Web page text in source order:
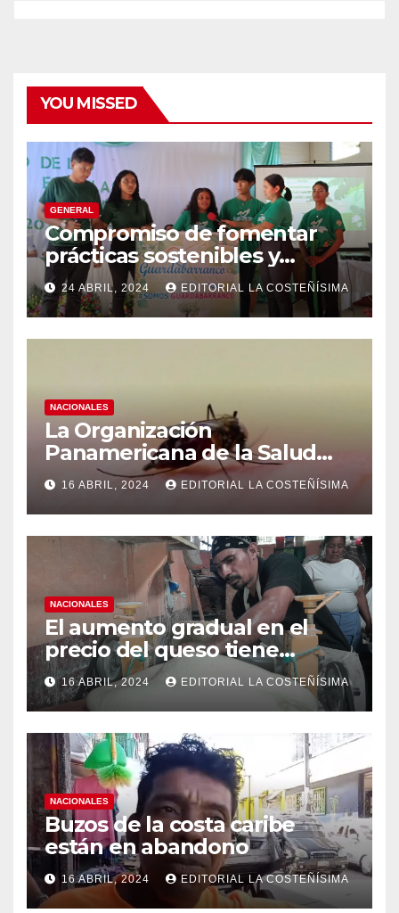
YOU MISSED
GENERAL
Compromiso de fomentar
prácticas sostenibles y
conciencia ecológica en las
instituciones educativas
24 ABRIL, 2024 EDITORIAL LA COSTEÑÍSIMA
NACIONALES
La Organización
Panamericana de la Salud
(OPS), recomienda reforzar
medidas ante el aumento de
casos de dengue
16 ABRIL, 2024 EDITORIAL LA COSTEÑÍSIMA
NACIONALES
El aumento gradual en el
precio del queso tiene
efectos a las Panaderias
16 ABRIL, 2024 EDITORIAL LA COSTEÑÍSIMA
NACIONALES
Buzos de la costa caribe
están en abandono
16 ABRIL, 2024 EDITORIAL LA COSTEÑÍSIMA